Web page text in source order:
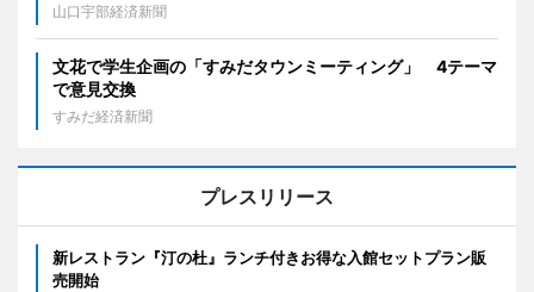
山口宇部経済新聞
文花で学生企画の「すみだタウンミーティング」 4テーマ
で意見交換
すみだ経済新聞
プレスリリース
新レストラン『汀の杜』ランチ付きお得な入館セットプラン販
売開始